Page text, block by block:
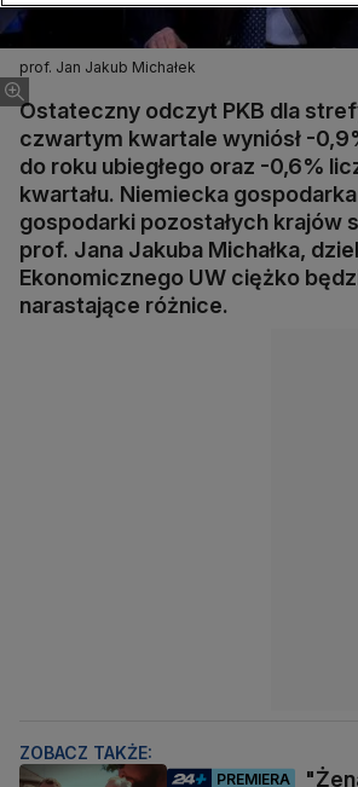
prof. Jan Jakub Michałek
Ostateczny odczyt PKB dla
czwartym kwartale wyniósł -
do roku ubiegłego oraz -0,6%
kwartału. Niemiecka
gospodarki pozostałych krajów
prof. Jana Jakuba Michałka,
Ekonomicznego UW ciężko
narastające różnice.
ZOBACZ TAKŻE:
PREMIERA